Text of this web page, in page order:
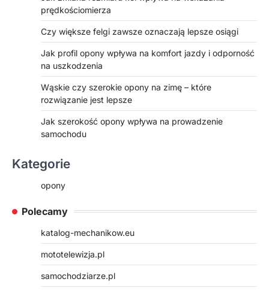
prędkościomierza
Czy większe felgi zawsze oznaczają lepsze osiągi
Jak profil opony wpływa na komfort jazdy i odporność
na uszkodzenia
Wąskie czy szerokie opony na zimę – które
rozwiązanie jest lepsze
Jak szerokość opony wpływa na prowadzenie
samochodu
Kategorie
opony
Polecamy
katalog-mechanikow.eu
mototelewizja.pl
samochodziarze.pl